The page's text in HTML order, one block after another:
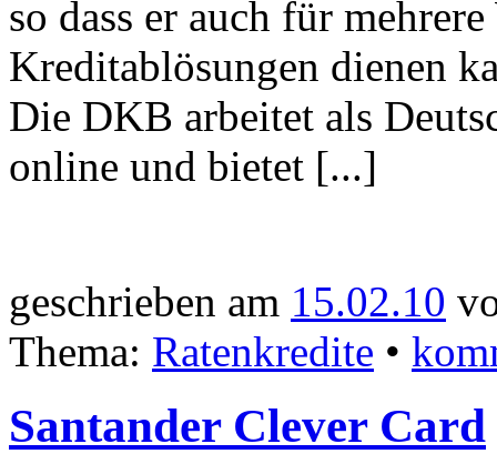
so dass er auch für
Kreditablösungen dienen
Die DKB arbeitet als
online und bietet [...]
geschrieben am 15.02.10
Thema: Ratenkredite •
Santander Clever Card